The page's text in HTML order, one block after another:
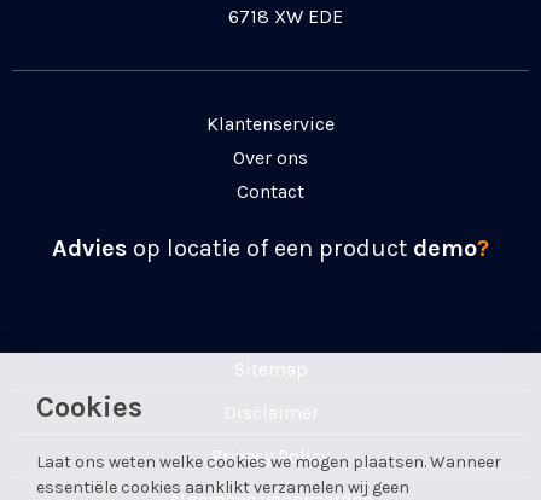
Cookies
Laat ons weten welke cookies we mogen plaatsen. Wanneer
essentiële cookies aanklikt verzamelen wij geen
6718 XW EDE
Klantenservice
Over ons
Contact
Advies op locatie of een product demo?
Sitemap
Disclaimer
Privacy Policy